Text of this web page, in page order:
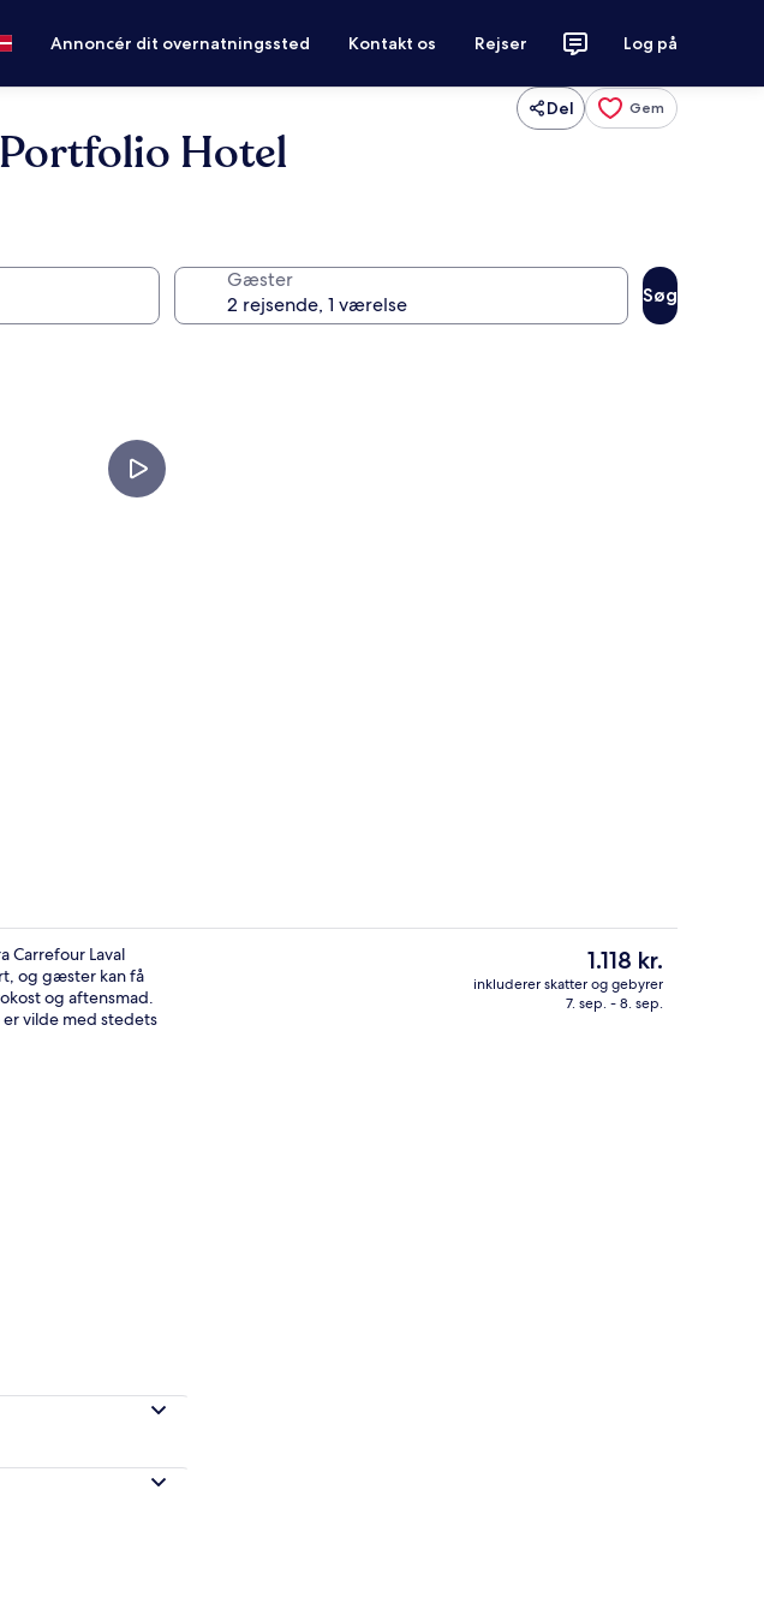
Annoncér dit overnatningssted Kontakt os Rejser Log på
Del Gem
Hotel
Gæster
Søg
Bar (på overnatningsstedet) Suite - 1 kingsize-seng | 1
Carrefour Laval
og gæster kan få
og aftensmad.
vilde med stedets
Den
nuværende
pris
1.118 kr.
inkluderer skatter og gebyrer
7. sep. - 8. sep.